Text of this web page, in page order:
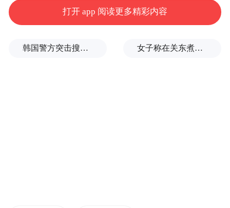
2023年全年，天津经济总量仅为青岛的1.06
2008年以来，首次将双方总量差距追赶到千
打开 app 阅读更多精彩内容
韩国警方突击搜查韩足协总部，调查男足前主帅任命程序是否违规 女子称在关东煮中吃出死蟑螂，便利店：烫过不可能这么清晰